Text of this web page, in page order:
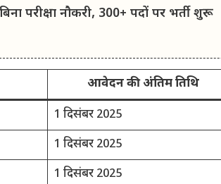
परीक्षा नौकरी, 300+ पदों पर भर्ती शुरू
आवेदन की अंतिम तिथि
1 दिसंबर 2025
1 दिसंबर 2025
1 दिसंबर 2025